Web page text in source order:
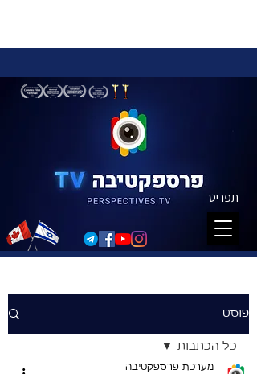
תפריט
פוסט
כל הכתבות
מערכת פרספקטיבה